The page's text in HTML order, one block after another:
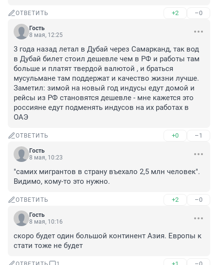
ОТВЕТИТЬ +2 –0
Гость
8 мая, 12:25
3 года назад летал в Дубай через Самарканд, так вод
в Дубай билет стоил дешевле чем в РФ и работы там
больше и платят твердой валютой , и браться
мусульмане там поддержат и качество жизни лучше.
Заметил: зимой на новый год индусы едут домой и
рейсы из РФ становятся дешевле - мне кажется это
россияне едут подменять индусов на их работах в
ОАЭ
ОТВЕТИТЬ +0 –1
Гость
8 мая, 10:23
"самих мигрантов в страну въехало 2,5 млн человек".
Видимо, кому-то это нужно.
ОТВЕТИТЬ +2 –0
Гость
8 мая, 10:16
скоро будет один большой континент Азия. Европы к
стати тоже не будет